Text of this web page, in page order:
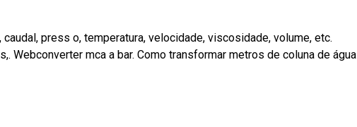
press o, temperatura, velocidade, viscosidade, volume, etc.
Webconverter mca a bar. Como transformar metros de coluna de água